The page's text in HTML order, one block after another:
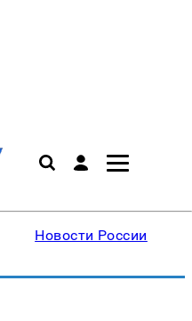
Новости России